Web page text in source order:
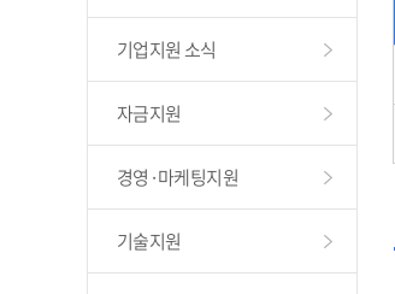
기업지원 소식
자금지원
경영·마케팅지원
기술지원